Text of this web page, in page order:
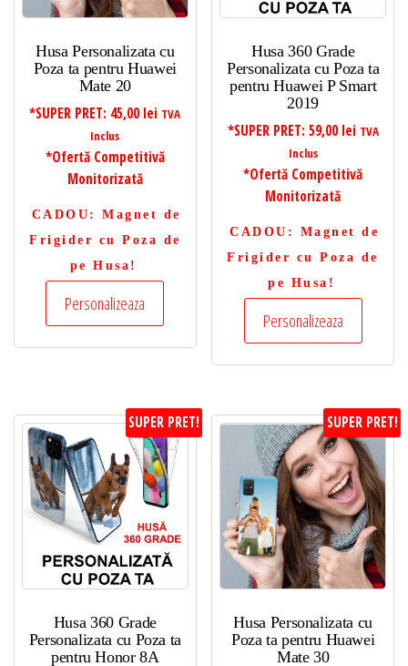
Husa Personalizata cu
Poza ta pentru Huawei
Mate 20
*SUPER PRET: 45,00 lei TVA
Inclus
*Ofertă Competitivă
Monitorizată
CADOU : Magnet de
Frigider cu Poza de
pe Husa!
Personalizeaza
Husa 360 Grade
Personalizata cu Poza ta
pentru Huawei P Smart
2019
*SUPER PRET: 59,00 lei TVA
Inclus
*Ofertă Competitivă
Monitorizată
CADOU : Magnet de
Frigider cu Poza de
pe Husa!
Personalizeaza
SUPER PRET!
Husa 360 Grade
Personalizata cu Poza ta
pentru Honor 8A
SUPER PRET!
Husa Personalizata cu
Poza ta pentru Huawei
Mate 30